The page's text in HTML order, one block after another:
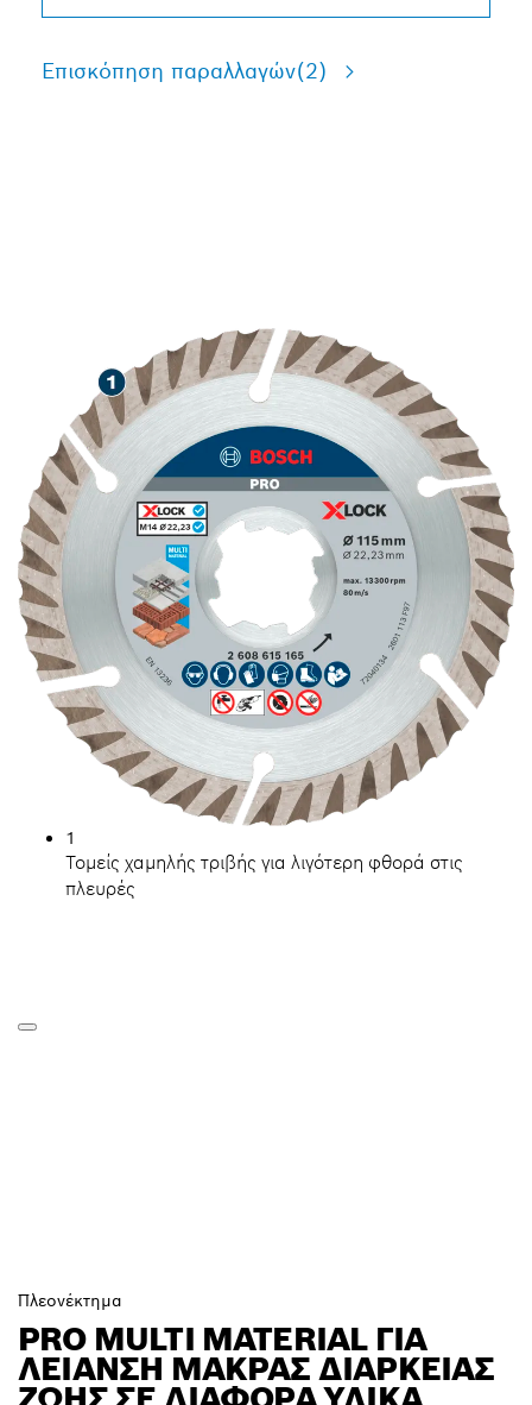
Επισκόπηση παραλλαγών(2)
1
Τομείς χαμηλής τριβής για λιγότερη φθορά στις
πλευρές
Πλεονέκτημα
PRO MULTI MATERIAL ΓΙΑ
ΛΕΊΑΝΣΗ ΜΑΚΡΆΣ ΔΙΑΡΚΕΊΑΣ